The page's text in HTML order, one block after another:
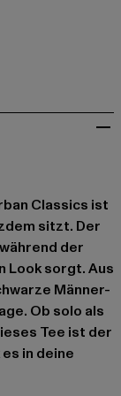
Classics ist
sitzt. Der
der
Look sorgt. Aus
Männer-
Ob solo als
Tee ist der
in deine